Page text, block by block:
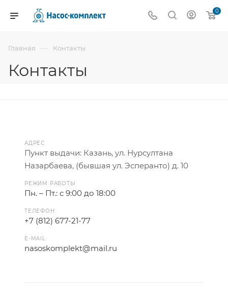
0
Главная — Контакты
Контакты
АДРЕС
Пункт выдачи: Казань, ул. Нурсултана
Назарбаева, (бывшая ул. Эсперанто) д. 10
РЕЖИМ РАБОТЫ
Пн. – Пт.: с 9:00 до 18:00
ТЕЛЕФОН
+7 (812) 677-21-77
E-MAIL
nasoskomplekt@mail.ru